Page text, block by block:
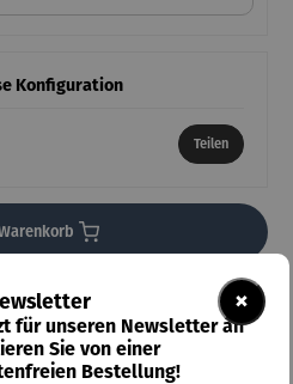
Konfiguration
Teilen
im Warenkorb sind abweichende
möglich.
×
für unseren Newsletter an
Sie von einer
Bestellung!